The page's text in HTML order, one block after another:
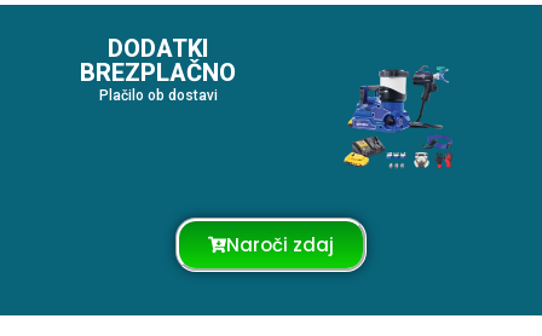
DODATKI
BREZPLAČNO
Plačilo ob dostavi
Naroči zdaj